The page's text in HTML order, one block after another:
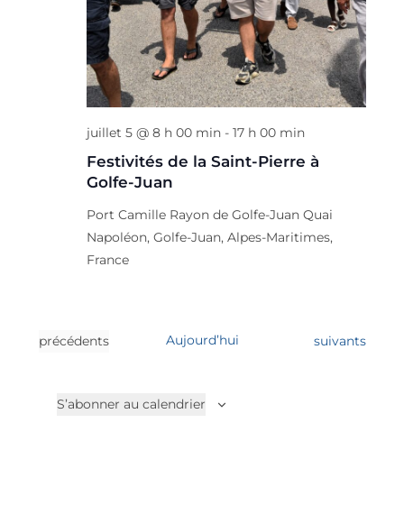
Festivités de la Saint-Pierre à
Golfe-Juan
juillet 5 @ 8 h 00 min- 17 h 00 min
Port Camille Rayon de Golfe-Juan Quai
Napoléon, Golfe-Juan, Alpes-Maritimes,
France
É
précédents Aujourd’hui
É
suivants
S’abonner au calendrier